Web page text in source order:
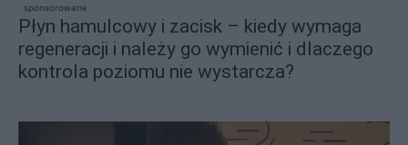
sponsorowane
Płyn hamulcowy i zacisk – kiedy wymaga
regeneracji i należy go wymienić i dlaczego
kontrola poziomu nie wystarcza?